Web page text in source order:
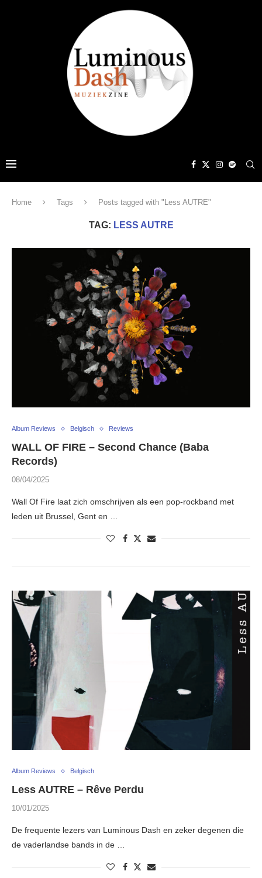
Home Tags Posts tagged with "Less AUTRE"
TAG: LESS AUTRE
Album Reviews Belgisch Reviews
WALL OF FIRE – Second Chance (Baba
Records)
08/04/2025
Wall Of Fire laat zich omschrijven als een pop-rockband met
leden uit Brussel, Gent en …
Album Reviews Belgisch
Less AUTRE – Rêve Perdu
10/01/2025
De frequente lezers van Luminous Dash en zeker degenen die
de vaderlandse bands in de …